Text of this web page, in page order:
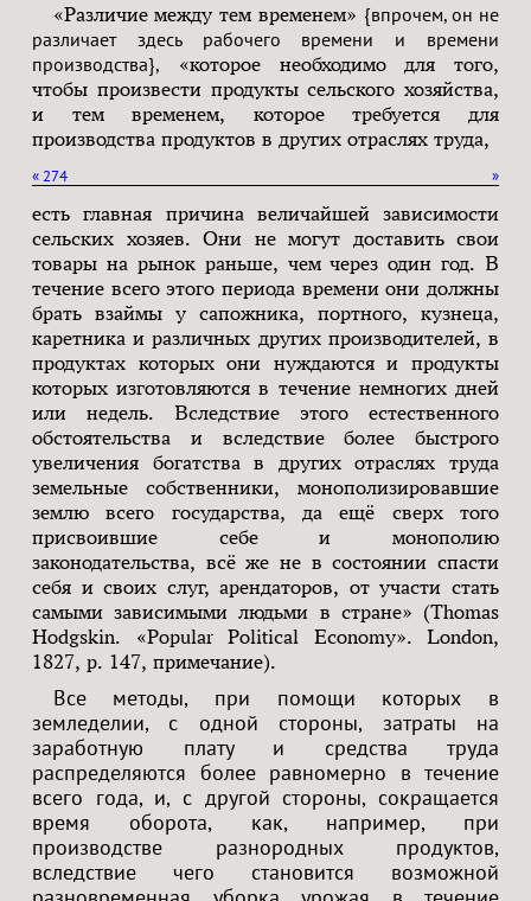
«Различие между тем временем» {впрочем, он не
различает здесь рабочего времени и времени
производства}, «которое необходимо для того,
чтобы произвести продукты сельского хозяйства,
и тем временем, которое требуется для
производства продуктов в других отраслях труда,
« »
274
есть главная причина величайшей зависимости
сельских хозяев. Они не могут доставить свои
товары на рынок раньше, чем через один год. В
течение всего этого периода времени они должны
брать взаймы у сапожника, портного, кузнеца,
каретника и различных других производителей, в
продуктах которых они нуждаются и продукты
которых изготовляются в течение немногих дней
или недель. Вследствие этого естественного
обстоятельства и вследствие более быстрого
увеличения богатства в других отраслях труда
земельные собственники, монополизировавшие
землю всего государства, да ещё сверх того
присвоившие себе и монополию
законодательства, всё же не в состоянии спасти
себя и своих слуг, арендаторов, от участи стать
самыми зависимыми людьми в стране» (Thomas
Hodgskin. «Popular Political Economy». London,
1827, p. 147, примечание).
Все методы, при помощи которых в
земледелии, с одной стороны, затраты на
заработную плату и средства труда
распределяются более равномерно в течение
всего года, и, с другой стороны, сокращается
время оборота, как, например, при
производстве разнородных продуктов,
вследствие чего становится возможной